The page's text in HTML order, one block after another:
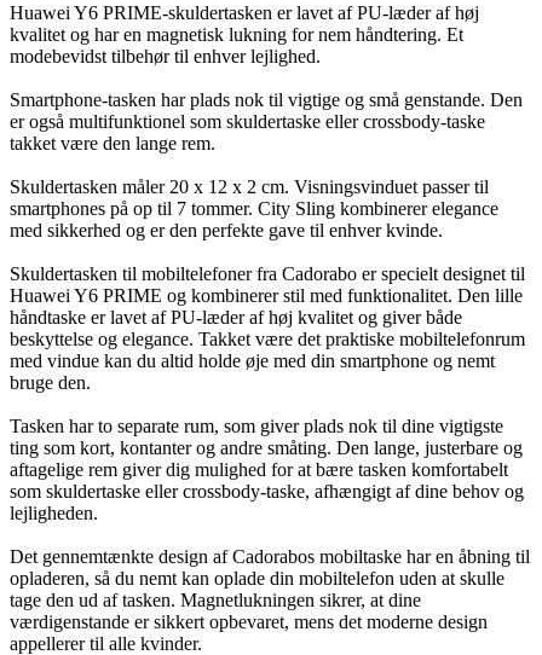
Huawei Y6 PRIME-skuldertasken er lavet af PU-læder af høj
kvalitet og har en magnetisk lukning for nem håndtering. Et
modebevidst tilbehør til enhver lejlighed.
Smartphone-tasken har plads nok til vigtige og små genstande. Den
er også multifunktionel som skuldertaske eller crossbody-taske
takket være den lange rem.
Skuldertasken måler 20 x 12 x 2 cm. Visningsvinduet passer til
smartphones på op til 7 tommer. City Sling kombinerer elegance
med sikkerhed og er den perfekte gave til enhver kvinde.
Skuldertasken til mobiltelefoner fra Cadorabo er specielt designet til
Huawei Y6 PRIME og kombinerer stil med funktionalitet. Den lille
håndtaske er lavet af PU-læder af høj kvalitet og giver både
beskyttelse og elegance. Takket være det praktiske mobiltelefonrum
med vindue kan du altid holde øje med din smartphone og nemt
bruge den.
Tasken har to separate rum, som giver plads nok til dine vigtigste
ting som kort, kontanter og andre småting. Den lange, justerbare og
aftagelige rem giver dig mulighed for at bære tasken komfortabelt
som skuldertaske eller crossbody-taske, afhængigt af dine behov og
lejligheden.
Det gennemtænkte design af Cadorabos mobiltaske har en åbning til
opladeren, så du nemt kan oplade din mobiltelefon uden at skulle
tage den ud af tasken. Magnetlukningen sikrer, at dine
værdigenstande er sikkert opbevaret, mens det moderne design
appellerer til alle kvinder.